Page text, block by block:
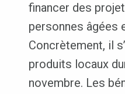
financer des
personnes âgées
Concrètement, il
produits locaux
novembre. Les